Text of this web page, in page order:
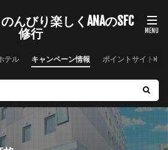
んびり楽しくANAのSFC
修行
テル キャンペーン情報 ポイントサイト